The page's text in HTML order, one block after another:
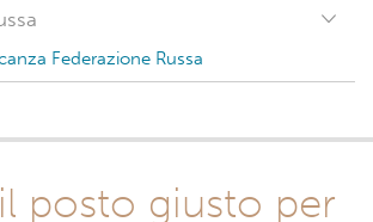
Federazione Russa
posto giusto per